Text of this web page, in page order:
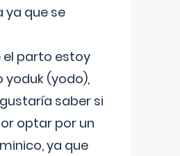
ya que se
el parto estoy
(yodo),
saber si
optar por un
ya que